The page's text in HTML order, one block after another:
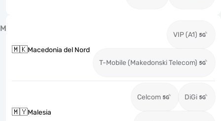
M
🇲🇰Macedonia del Nord
VIP (A1)
T-Mobile (Makedonski Telecom)
🇲🇾Malesia
Celcom DiGi